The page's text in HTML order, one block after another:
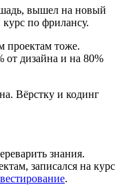
вышел на новый
по фрилансу.
тоже.
от дизайна и на 80%
Вёрстку и кодинг
знания.
записался на курс
.